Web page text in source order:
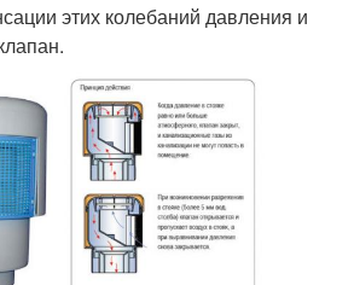
этих колебаний давления и